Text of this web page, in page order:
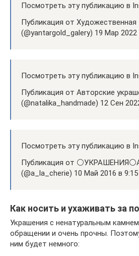
Посмотреть эту публикацию в
Публикация от Художественная
(@yantargold_galery) 19 Мар 2022
Посмотреть эту публикацию в
Публикация от Авторские
(@natalika_handmade) 12 Сен
Посмотреть эту публикацию в
Публикация от
(@a_la_cherie) 10 Май 2016 в 9:15
Как носить и ухаживать за
Украшения с ненатуральным
обращении и очень прочны.
ним будет немного: